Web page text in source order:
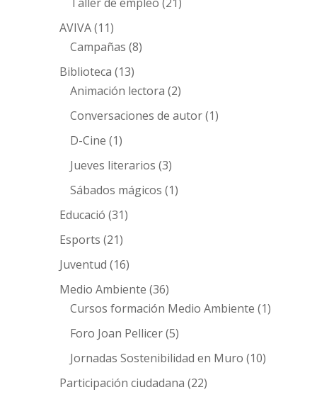
AVIVA(11)
Campañas (8)
Biblioteca (13)
Animación lectora (2)
Conversaciones de autor(1)
D-Cine (1)
Jueves literarios (3)
Sábados mágicos (1)
Educació (31)
Esports (21)
Juventud (16)
Medio Ambiente (36)
Cursos formación Medio Ambiente (1)
Foro Joan Pellicer(5)
Jornadas Sostenibilidad en Muro (10)
Participación ciudadana (22)